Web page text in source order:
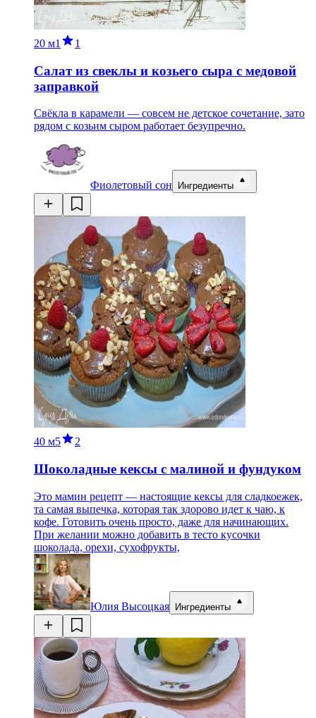
20 м1 1
Салат из свеклы и козьего сыра с медовой
заправкой
Свёкла в карамели — совсем не детское сочетание, зато
рядом с козьим сыром работает безупречно.
Фиолетовый сон Ингредиенты
40 м5 2
Шоколадные кексы с малиной и фундуком
Это мамин рецепт — настоящие кексы для сладкоежек,
та самая выпечка, которая так здорово идет к чаю, к
кофе. Готовить очень просто, даже для начинающих.
При желании можно добавить в тесто кусочки
шоколада, орехи, сухофрукты,
Юлия Высоцкая Ингредиенты